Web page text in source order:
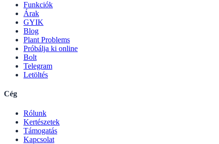
Funkciók
Árak
GYIK
Blog
Plant Problems
Próbálja ki online
Bolt
Telegram
Letöltés
Cég
Rólunk
Kertészetek
Támogatás
Kapcsolat